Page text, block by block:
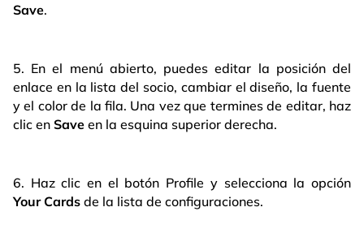
Save.
5. En el menú abierto, puedes editar la posición del
enlace en la lista del socio, cambiar el diseño, la fuente
y el color de la fila. Una vez que termines de editar, haz
clic en Save en la esquina superior derecha.
6. Haz clic en el botón Profile y selecciona la opción
Your Cards de la lista de configuraciones.